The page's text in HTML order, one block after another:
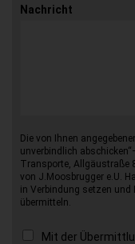
Nachricht
Die von Ihnen
unverbindlich
Transporte, Allgäustraße
von J.Moosbrugger e.U.
in Verbindung setzen
übermitteln.
Mit der